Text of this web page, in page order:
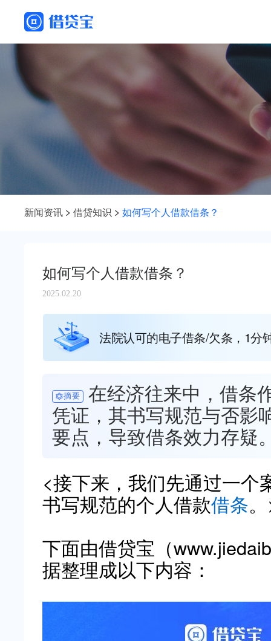
新闻资讯 借贷知识 如何写个人借款借条？
如何写个人借款借条？
2025.02.20
法院认可的电子借条/欠条，1分
摘要
在经济往来中，借条
凭证，其书写规范与否影
要点，导致借条效力存疑
<接下来，我们先通过一个
书写规范的个人借款借条
下面由借贷宝（
据整理成以下内容：